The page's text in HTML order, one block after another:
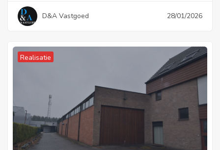
D&A Vastgoed 28/01/2026
Realisatie